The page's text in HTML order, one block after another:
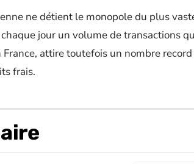
ne détient le monopole du plus
jour un volume de transactions
France, attire toutefois un nombre
frais.